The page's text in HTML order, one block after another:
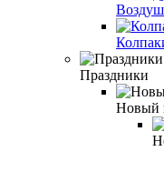
Праздники
Новый